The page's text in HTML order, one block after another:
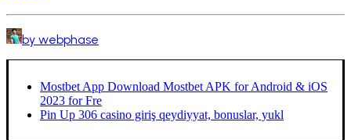
by webphase
Mostbet App Download Mostbet APK for Android & iOS
2023 for Fre
Pin Up 306 casino giriş qeydiyyat, bonuslar, yukl